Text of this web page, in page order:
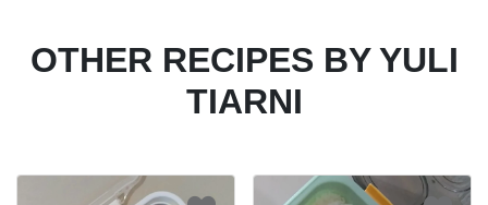
OTHER RECIPES BY YULI
TIARNI